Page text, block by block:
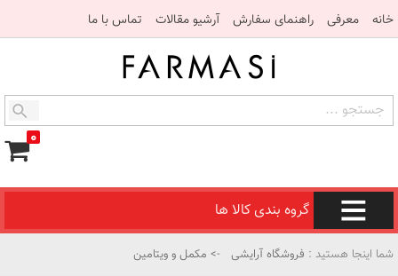
خانه معرفی راهنمای سفارش آرشیو مقالات تماس با ما
۰
گروه بندی کالا ها
شما اینجا هستید : فروشگاه آرایشی -> مکمل و ویتامین